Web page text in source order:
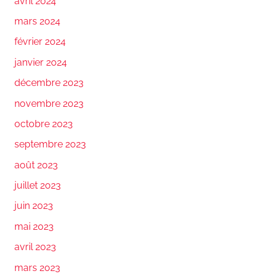
mars 2024
février 2024
janvier 2024
décembre 2023
novembre 2023
octobre 2023
septembre 2023
août 2023
juillet 2023
juin 2023
mai 2023
avril 2023
mars 2023